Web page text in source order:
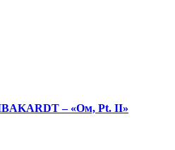
– «Ом, Pt. II»